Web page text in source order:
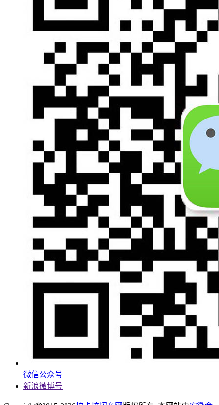
微信公众号
新浪微博号